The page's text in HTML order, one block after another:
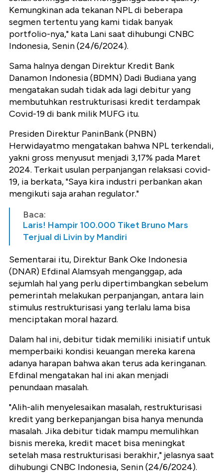
Kemungkinan ada tekanan NPL di beberapa
segmen tertentu yang kami tidak banyak
portfolio-nya," kata Lani saat dihubungi CNBC
Indonesia, Senin (24/6/2024).
Sama halnya dengan Direktur Kredit Bank
Danamon Indonesia (BDMN) Dadi Budiana yang
mengatakan sudah tidak ada lagi debitur yang
membutuhkan restrukturisasi kredit terdampak
Covid-19 di bank milik MUFG itu.
Presiden Direktur PaninBank (PNBN)
Herwidayatmo mengatakan bahwa NPL terkendali,
yakni gross menyusut menjadi 3,17% pada Maret
2024. Terkait usulan perpanjangan relaksasi covid-
19, ia berkata, "Saya kira industri perbankan akan
mengikuti saja arahan regulator."
Baca:
Laris! Hampir 100.000 Tiket Bruno Mars
Terjual di Livin by Mandiri
Sementarai itu, Direktur Bank Oke Indonesia
(DNAR) Efdinal Alamsyah menganggap, ada
sejumlah hal yang perlu dipertimbangkan sebelum
pemerintah melakukan perpanjangan, antara lain
stimulus restrukturisasi yang terlalu lama bisa
menciptakan moral hazard.
Dalam hal ini, debitur tidak memiliki inisiatif untuk
memperbaiki kondisi keuangan mereka karena
adanya harapan bahwa akan terus ada keringanan.
Efdinal mengatakan hal ini akan menjadi
penundaan masalah.
"Alih-alih menyelesaikan masalah, restrukturisasi
kredit yang berkepanjangan bisa hanya menunda
masalah. Jika debitur tidak mampu memulihkan
bisnis mereka, kredit macet bisa meningkat
setelah masa restrukturisasi berakhir," jelasnya saat
dihubungi CNBC Indonesia, Senin (24/6/2024).